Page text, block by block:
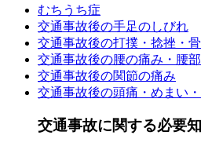
むちうち症
交通事故後の手足のしびれ
交通事故後の打撲・捻挫・
交通事故後の腰の痛み・腰
交通事故後の関節の痛み
交通事故後の頭痛・めまい
交通事故に関する必要